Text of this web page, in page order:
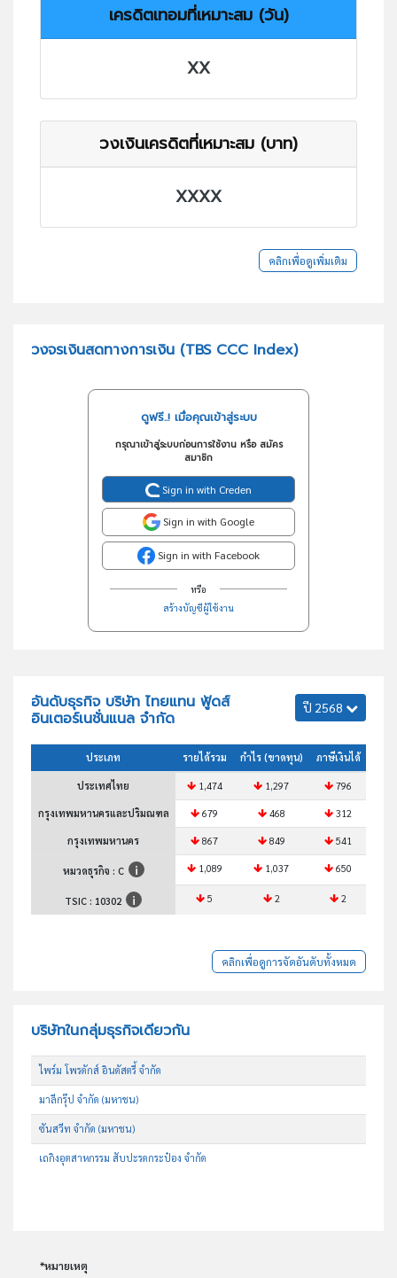
เครดิตเทอมที่เหมาะสม (วัน)
XX
วงเงินเครดิตที่เหมาะสม (บาท)
XXXX
คลิกเพื่อดูเพิ่มเติม
วงจรเงินสดทางการเงิน (TBS CCC Index)
ดูฟรี..! เมื่อคุณเข้าสู่ระบบ
กรุณาเข้าสู่ระบบก่อนการใช้งาน หรือ สมัคร
สมาชิก
Sign in with Creden
Sign in with Google
Sign in with Facebook
หรือ
สร้างบัญชีผู้ใช้งาน
อันดับธุรกิจ บริษัท ไทยแทน ฟู้ดส์
อินเตอร์เนชั่นแนล จำกัด
ปี 2568
ประเภท รายได้รวม กำไร (ขาดทุน) ภาษีเงินได้
ประเทศไทย 1,474 1,297 796
กรุงเทพมหานครและปริมณฑล 679 468 312
กรุงเทพมหานคร 867 849 541
หมวดธุรกิจ : C 1,089 1,037 650
TSIC : 10302 5 2 2
คลิกเพื่อดูการจัดอันดับทั้งหมด
บริษัทในกลุ่มธุรกิจเดียวกัน
ไพร์ม โพรดักส์ อินดัสตรี้ จำกัด
มาลีกรุ๊ป จำกัด (มหาชน)
ซันสวีท จำกัด (มหาชน)
เถกิงอุตสาหกรรม สับปะรดกระป๋อง จำกัด
*หมายเหตุ